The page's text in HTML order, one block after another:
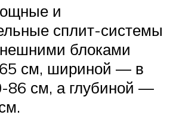
и
сплит-системы
блоками
см, шириной — в
86 см, а глубиной —